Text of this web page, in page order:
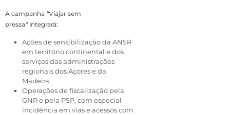
A campanha “Viajar sem
pressa“integrará:
Ações de sensibilização da ANSR
em território continental edos
serviços das administrações
regionais dos Açores e da
Madeira;
Operações de fiscalização pela
GNR e pela PSP, com especial
incidência em vias e acessos com